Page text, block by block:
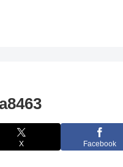
X Facebook